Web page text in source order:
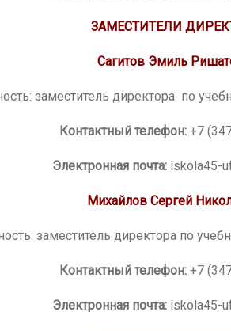
ЗАМЕСТИТЕЛИ
Сагитов Эмиль
заместитель директора по
Контактный телефон: +7
Электронная почта: iskola45-
Михайлов Сергей
заместитель директора по
Контактный телефон: +7
Электронная почта: iskola45-